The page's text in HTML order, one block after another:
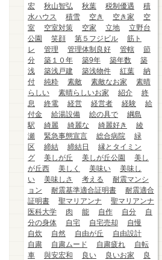
宏
秋山智弘 秋葉 税制優遇
積
水ハウス
積雪 空き 空き家
空
室
空室対策 空家 立地
立野台
公園
笑顔 第５フジビル
筋ト
レ
管理 管理体制良好 管轄
節
分
築１０年 築9年 築年数
築
浅
築浅戸建 築浅物件 紅葉
納
付
純粋 素敵 素敵なお家
素晴
らしい
素晴らしいお家 紹介
終
息
終電 経営 経営者 経験
給
付金
給湯設備 絵の具で
綱島
駅
綺麗 綺麗な 綺麗好き
綾
瀬
緊急事態宣言 総合病院
緑
区
締結 締結日
縁とタイミン
グ
美しが丘 美しが丘公園
美し
が丘西
美しく 美味い
美味し
い
美味しさ 考える
耐震マンシ
ョン
耐震基準適合証明書
耐震適合
証明書
聖マリアンナ
聖マリアンナ
医科大学
肉 能 自作 自分
自
分の身体
自宅 自宅売却
自慢
自炊
自然 自由が丘
自由設計
自粛
自粛ムード 自粛疲れ
自転
車
與安宏和 良い 良いお家
良